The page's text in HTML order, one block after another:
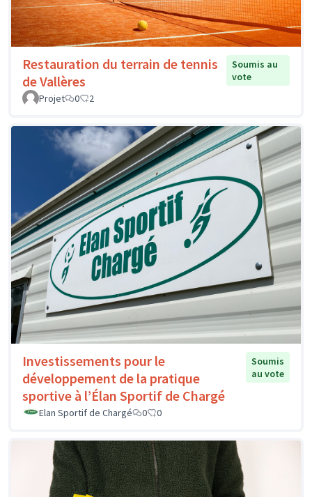
Restauration du terrain de tennis
de Vallères
Soumis au
vote
Projet
0 2
Investissements pour le
développement de la pratique
sportive à l’Élan Sportif de Chargé
Soumis
au vote
Elan Sportif de Chargé 0 0